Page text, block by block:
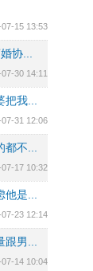
15 13:53
协...
30 14:11
我...
31 12:06
不...
17 10:32
是...
23 12:14
男...
14 10:04